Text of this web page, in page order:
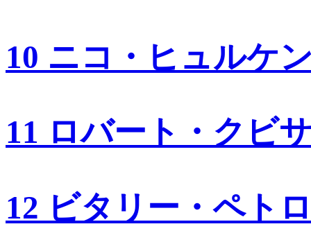
10 ニコ・ヒュルケ
11 ロバート・クビ
12 ビタリー・ペト